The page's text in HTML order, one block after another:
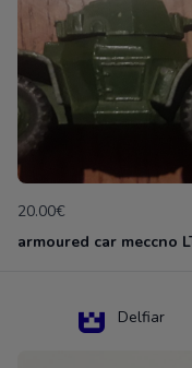
20.00€
Delfiar